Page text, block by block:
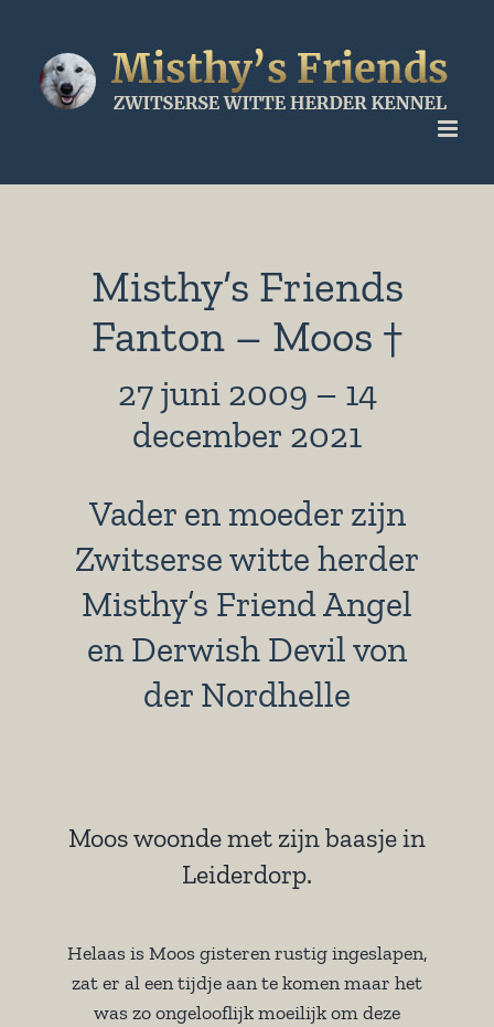
inhoud
Misthy’s Friends
Fanton – Moos †
27 juni 2009 – 14
december 2021
Vader en moeder zijn
Zwitserse witte herder
Misthy’s Friend Angel
en Derwish Devil von
der Nordhelle
Moos woonde met zijn baasje in
Leiderdorp.
Helaas is Moos gisteren rustig ingeslapen,
zat er al een tijdje aan te komen maar het
was zo ongelooflijk moeilijk om deze